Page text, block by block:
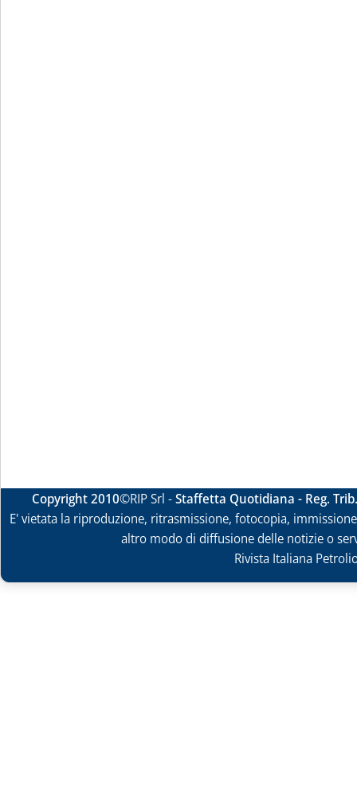
Copyright 2010©RIP Srl -Staffetta Quotidiana - Reg.
E' vietata la riproduzione, ritrasmissione, fotocopia,
altro modo di diffusione delle notizie o
Rivista Italiana